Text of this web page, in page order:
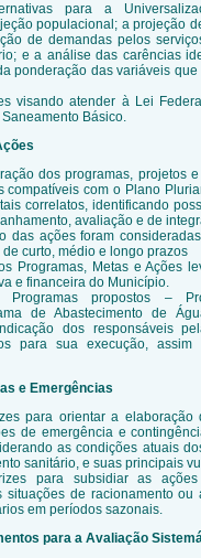
para a
populacional; a projeção
de demandas pelos
e a análise das carências
ponderação das variáveis
visando atender à Lei
Básico.
dos programas, projetos
compatíveis com o Plano
correlatos, identificando
avaliação e de
das ações foram
curto, médio e longo prazos
Programas, Metas e Ações
e financeira do Município.
Programas propostos –
de Abastecimento de
dos responsáveis
para sua execução,
e Emergências
para orientar a
de emergência e
as condições atuais
sanitário, e suas principais
para subsidiar as
situações de racionamento
em períodos sazonais.
para a Avaliação